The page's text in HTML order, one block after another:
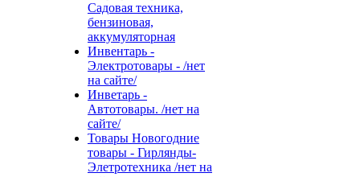
Садовая техника,
бензиновая,
аккумуляторная
Инвентарь -
Электротовары - /нет
на сайте/
Инветарь -
Автотовары. /нет на
сайте/
Товары Новогодние
товары - Гирлянды-
Элетротехника /нет на